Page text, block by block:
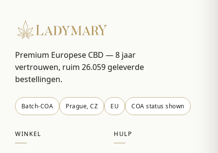
Premium Europese CBD — 8 jaar
vertrouwen, ruim 26.059 geleverde
bestellingen.
Batch-COA Prague, CZ EU COA status shown
WINKEL HULP